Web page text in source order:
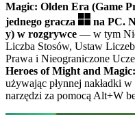
Magic: Olden Era (Game
jednego gracza
na PC.
y) w rozgrywce — w tym
Liczba Stosów, Ustaw
Prawa i Nieograniczone
Heroes of Might and
używając płynnej nakładki
narzędzi za pomocą Alt+W